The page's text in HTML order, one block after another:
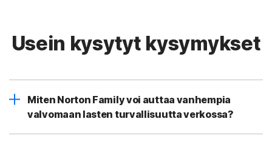
Usein kysytyt kysymykset
Miten Norton Family voi auttaa vanhempia
valvomaan lasten turvallisuutta verkossa?